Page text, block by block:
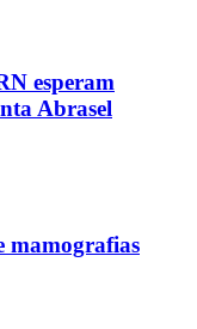
esperam
Abrasel
mamografias